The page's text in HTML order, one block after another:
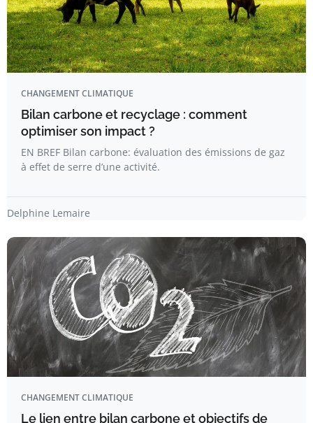
CHANGEMENT CLIMATIQUE
Bilan carbone et recyclage : comment
optimiser son impact ?
EN BREF Bilan carbone: évaluation des émissions de gaz
à effet de serre d’une activité.
Delphine Lemaire
CHANGEMENT CLIMATIQUE
Le lien entre bilan carbone et objectifs de